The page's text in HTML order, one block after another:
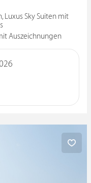
Luxus Sky Suiten mit
Auszeichnungen